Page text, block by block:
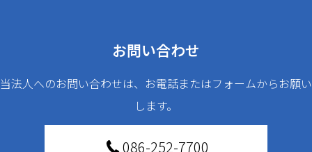
お問い合わせ
当法人へのお問い合わせは、お電話またはフォームからお願い
します。
086-252-7700